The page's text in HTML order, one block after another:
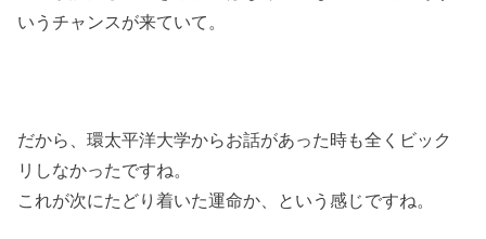
いうチャンスが来ていて。
だから、環太平洋大学からお話があった時も全くビック
リしなかったですね。
これが次にたどり着いた運命か、という感じですね。